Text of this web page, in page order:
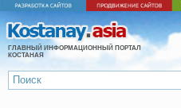
ГЛАВНЫЙ ИНФОРМАЦИОННЫЙ ПОРТАЛ
КОСТАНАЯ